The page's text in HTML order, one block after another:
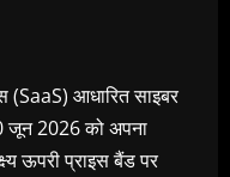
आधारित साइबर
जून 2026 को अपना
ऊपरी प्राइस बैंड पर